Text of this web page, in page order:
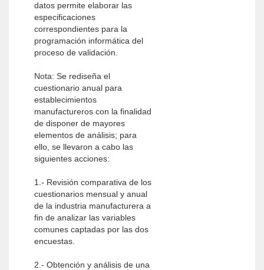
datos permite elaborar las
especificaciones
correspondientes para la
programación informática del
proceso de validación.
Nota: Se rediseña el
cuestionario anual para
establecimientos
manufactureros con la finalidad
de disponer de mayores
elementos de análisis; para
ello, se llevaron a cabo las
siguientes acciones:
1.- Revisión comparativa de los
cuestionarios mensual y anual
de la industria manufacturera a
fin de analizar las variables
comunes captadas por las dos
encuestas.
2.- Obtención y análisis de una